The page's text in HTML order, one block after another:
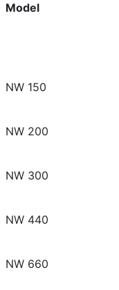
Model
NW 150
NW 200
NW 300
NW 440
NW 660